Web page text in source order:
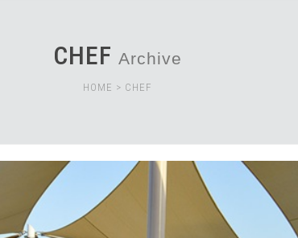
CHEF Archive
HOME > CHEF